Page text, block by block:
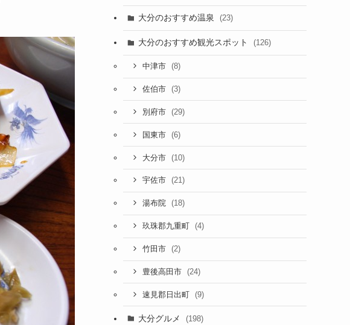
大分のおすすめ温泉 (23)
大分のおすすめ観光スポット (126)
中津市 (8)
佐伯市 (3)
別府市 (29)
国東市 (6)
大分市 (10)
宇佐市 (21)
湯布院 (18)
玖珠郡九重町 (4)
竹田市 (2)
豊後高田市 (24)
速見郡日出町 (9)
大分グルメ (198)